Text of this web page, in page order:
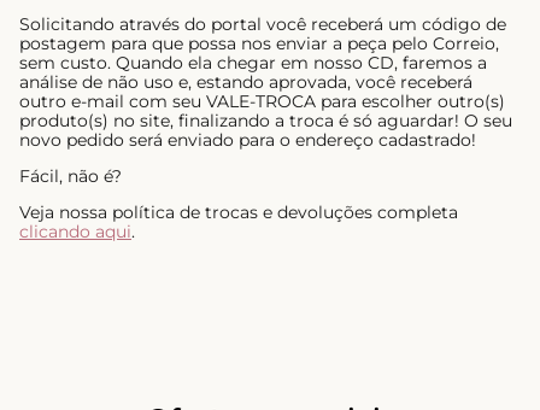
Solicitando através do portal você receberá um código de
postagem para que possa nos enviar a peça pelo Correio,
sem custo. Quando ela chegar em nosso CD, faremos a
análise de não uso e, estando aprovada, você receberá
outro e-mail com seu VALE-TROCA para escolher outro(s)
produto(s) no site, finalizando a troca é só aguardar! O seu
novo pedido será enviado para o endereço cadastrado!
Fácil, não é?
Veja nossa política de trocas e devoluções completa
clicando aqui.